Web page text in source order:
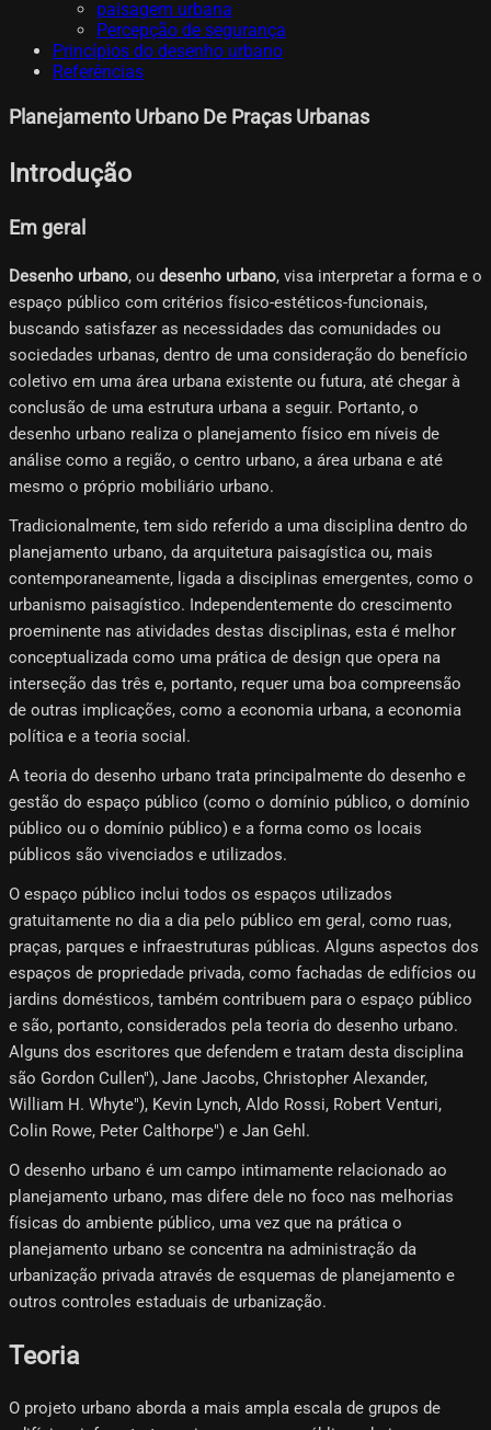
paisagem urbana
Percepção de segurança
Princípios do desenho urbano
Referências
Planejamento Urbano De Praças Urbanas
Introdução
Em geral
Desenho urbano, ou desenho urbano, visa interpretar a forma e o
espaço público com critérios físico-estéticos-funcionais,
buscando satisfazer as necessidades das comunidades ou
sociedades urbanas, dentro de uma consideração do benefício
coletivo em uma área urbana existente ou futura, até chegar à
conclusão de uma estrutura urbana a seguir. Portanto, o
desenho urbano realiza o planejamento físico em níveis de
análise como a região, o centro urbano, a área urbana e até
mesmo o próprio mobiliário urbano.
Tradicionalmente, tem sido referido a uma disciplina dentro do
planejamento urbano, da arquitetura paisagística ou, mais
contemporaneamente, ligada a disciplinas emergentes, como o
urbanismo paisagístico. Independentemente do crescimento
proeminente nas atividades destas disciplinas, esta é melhor
conceptualizada como uma prática de design que opera na
interseção das três e, portanto, requer uma boa compreensão
de outras implicações, como a economia urbana, a economia
política e a teoria social.
A teoria do desenho urbano trata principalmente do desenho e
gestão do espaço público (como o domínio público, o domínio
público ou o domínio público) e a forma como os locais
públicos são vivenciados e utilizados.
O espaço público inclui todos os espaços utilizados
gratuitamente no dia a dia pelo público em geral, como ruas,
praças, parques e infraestruturas públicas. Alguns aspectos dos
espaços de propriedade privada, como fachadas de edifícios ou
jardins domésticos, também contribuem para o espaço público
e são, portanto, considerados pela teoria do desenho urbano.
Alguns dos escritores que defendem e tratam desta disciplina
são Gordon Cullen"), Jane Jacobs, Christopher Alexander,
William H. Whyte"), Kevin Lynch, Aldo Rossi, Robert Venturi,
Colin Rowe, Peter Calthorpe") e Jan Gehl.
O desenho urbano é um campo intimamente relacionado ao
planejamento urbano, mas difere dele no foco nas melhorias
físicas do ambiente público, uma vez que na prática o
planejamento urbano se concentra na administração da
urbanização privada através de esquemas de planejamento e
outros controles estaduais de urbanização.
Teoria
O projeto urbano aborda a mais ampla escala de grupos de